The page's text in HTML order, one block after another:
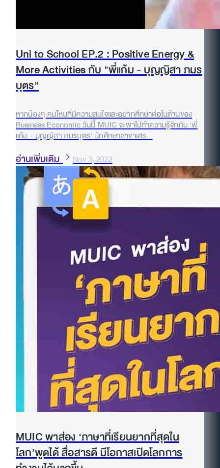
Uni to School EP.2 : Positive Energy &
More Activities กับ "พี่แก้ม - บุญญิสา ภมร
บุตร"
หากน้องๆ คนไหนที่มีความสนใจและอยากศึกษาต่อในด้านของ
Business Economic วันนี้ MUIC จะพาไปทำความรู้จักกับ ‘พี่
แก้ม - บุญญิสา ภมรบุตร’ นักศึกษาสาขาเศร...
อ่านเพิ่มเติม Nov 3, 2022
MUIC พาส่อง ‘ภาษาที่เรียนยากที่สุดใน
โลก’พูดได้ สื่อสารดี มีโอกาสเปิดโลกการ